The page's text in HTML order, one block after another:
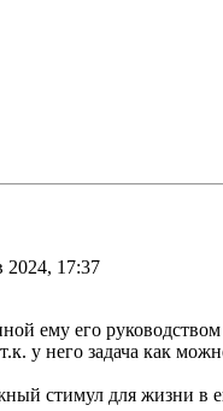
2024, 17:37
ему его
у него задача как
стимул для жизни в